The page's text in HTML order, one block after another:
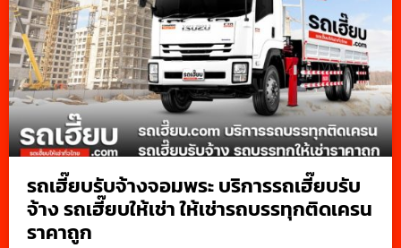
รถเฮี๊ยบรับจ้างจอมพระ บริการรถเฮี๊ยบรับ
จ้าง รถเฮี๊ยบให้เช่า ให้เช่ารถบรรทุกติดเครน
ราคาถูก